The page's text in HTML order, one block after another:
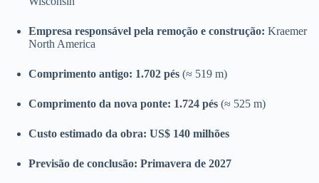
Empresa responsável pela remoção e construção: Kraemer
North America
Comprimento antigo: 1.702 pés (≈ 519 m)
Comprimento da nova ponte: 1.724 pés (≈ 525 m)
Custo estimado da obra: US$ 140 milhões
Previsão de conclusão: Primavera de 2027